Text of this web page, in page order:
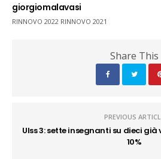
giorgiomalavasi
RINNOVO 2022 RINNOVO 2021
Share This
PREVIOUS
Ulss 3: sette insegnanti su dieci
10%